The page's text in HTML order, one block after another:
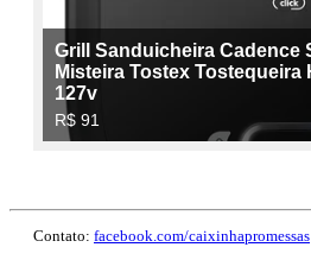
Contato: facebook.com/caixinhapromessas